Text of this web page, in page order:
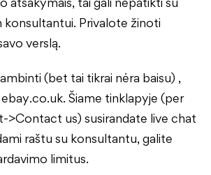
konsultantui. Privalote žinoti
verslą.
(bet tai tikrai nėra baisu) ,
Šiame tinklapyje (per
>Contact us) susirandate live chat
raštu su konsultantu, galite
limitus.